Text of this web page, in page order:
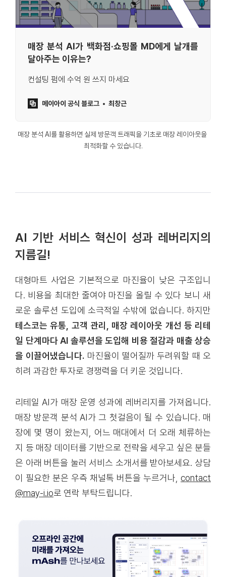
매장 분석 AI가 백화점·쇼핑몰 MD에게 날개를
달아주는 이유는?
컨설팅 펌에 수억 원 쓰지 마세요
메이아이 공식 블로그 최창근
매장 분석 AI를 활용하면 실제 방문객 트래픽을 기초로 매장 레이아웃을
최적화할 수 있습니다.
AI 기반 서비스 혁신이 성과 레버리지의
지름길!
대형마트 사업은 기본적으로 마진율이 낮은 구조입니
다. 비용을 최대한 줄여야 마진을 올릴 수 있다 보니 새
로운 솔루션 도입에 소극적일 수밖에 없습니다. 하지만
테스코는 유통, 고객 관리, 매장 레이아웃 개선 등 리테
일 단계마다 AI 솔루션을 도입해 비용 절감과 매출 상승
을 이끌어냈습니다. 마진율이 떨어질까 두려워할 때 오
히려 과감한 투자로 경쟁력을 더 키운 것입니다.
리테일 AI가 매장 운영 성과에 레버리지를 가져옵니다.
매장 방문객 분석 AI가 그 첫걸음이 될 수 있습니다. 매
장에 몇 명이 왔는지, 어느 매대에서 더 오래 체류하는
지 등 매장 데이터를 기반으로 전략을 세우고 싶은 분들
은 아래 버튼을 눌러 서비스 소개서를 받아보세요. 상담
이 필요한 분은 우측 채널톡 버튼을 누르거나, contact
@may-i.io로 연락 부탁드립니다.